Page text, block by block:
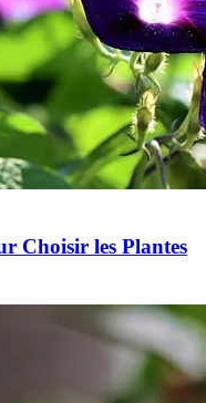
Choisir les Plantes